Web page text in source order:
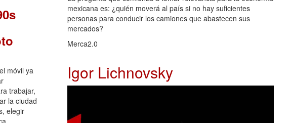
móvil ya
trabajar,
la ciudad
elegir
mexicana es: ¿quién moverá al país si no hay suficientes
personas para conducir los camiones que abastecen sus
mercados?
Merca2.0
Igor Lichnovsky